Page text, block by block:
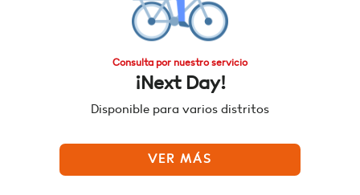
Consulta por nuestro servicio
¡Next Day!
Disponible para varios distritos
VER MÁS